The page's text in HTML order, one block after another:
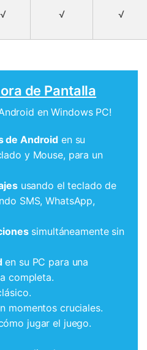
√ √ √
de Pantalla
en Windows PC!
de Android en su
y Mouse, para un
usando el teclado de
SMS, WhatsApp,
simultáneamente sin
en su PC para una
completa.
momentos cruciales.
jugar el juego.